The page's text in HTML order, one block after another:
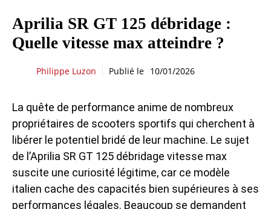
Aprilia SR GT 125 débridage :
Quelle vitesse max atteindre ?
Philippe Luzon Publié le 10/01/2026
La quête de performance anime de nombreux
propriétaires de scooters sportifs qui cherchent à
libérer le potentiel bridé de leur machine. Le sujet
de l’Aprilia SR GT 125 débridage vitesse max
suscite une curiosité légitime, car ce modèle
italien cache des capacités bien supérieures à ses
performances légales. Beaucoup se demandent